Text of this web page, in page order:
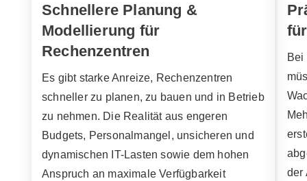
Schnellere Planung &
Modellierung für
Rechenzentren
Es gibt starke Anreize, Rechenzentren
schneller zu planen, zu bauen und in Betrieb
zu nehmen. Die Realität aus engeren
Budgets, Personalmangel, unsicheren und
dynamischen IT-Lasten sowie dem hohen
Anspruch an maximale Verfügbarkeit
Bei
der